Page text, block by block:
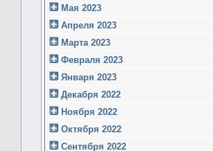
Мая 2023
Апреля 2023
Марта 2023
Февраля 2023
Января 2023
Декабря 2022
Ноября 2022
Октября 2022
Сентября 2022